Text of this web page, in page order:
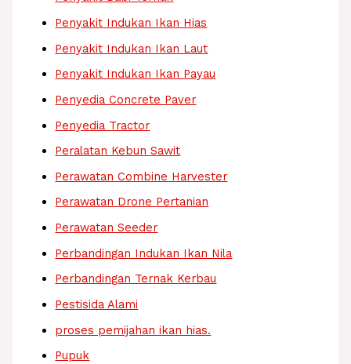
Penyakit Indukan Ikan Hias
Penyakit Indukan Ikan Laut
Penyakit Indukan Ikan Payau
Penyedia Concrete Paver
Penyedia Tractor
Peralatan Kebun Sawit
Perawatan Combine Harvester
Perawatan Drone Pertanian
Perawatan Seeder
Perbandingan Indukan Ikan Nila
Perbandingan Ternak Kerbau
Pestisida Alami
proses pemijahan ikan hias.
Pupuk